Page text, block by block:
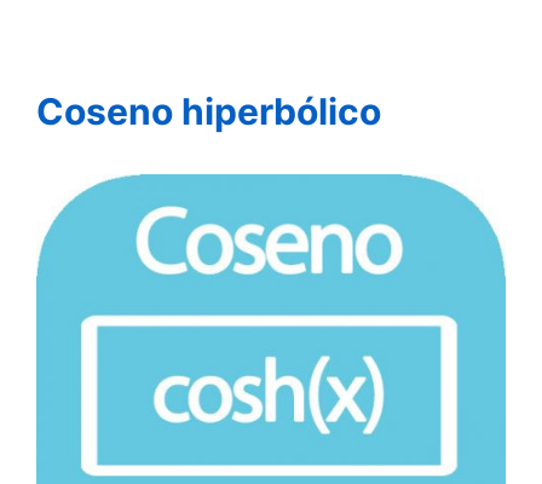
Coseno hiperbólico